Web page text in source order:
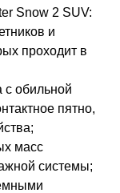
Snow 2 SUV:
и
проходит в
с обильной
пятно,
масс
системы;